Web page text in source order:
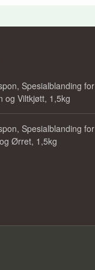
Spesialblanding for
og Viltkjøtt, 1,5kg
Spesialblanding for
Ørret, 1,5kg